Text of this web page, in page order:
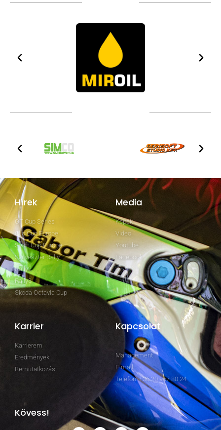
Hírek
GT Cup Series
Clio Cup Europe
Swift Cup Europe
Szilveszter Rally
Rally2
Rally3
Skoda Octavia Cup
Media
Képek
Video
Youtube
Facebook
Karrier
Karrierem
Eredmények
Bemutatkozás
Kapcsolat
Management
E-mail
Telefon: +36 20 967 80 24
Kövess!